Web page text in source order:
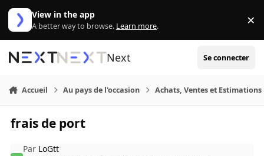
Aller au contenu
View in the app
A better way to browse. Learn more. ×
Next Se connecter
Accueil Au pays de l'occasion Achats, Ventes et Estimations
frais de port
Par LoGtt